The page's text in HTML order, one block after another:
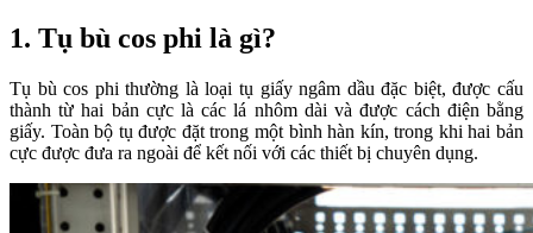
1. Tụ bù cos phi là gì?
Tụ bù cos phi thường là loại tụ giấy ngâm dầu đặc biệt, được cấu
thành từ hai bản cực là các lá nhôm dài và được cách điện bằng
giấy. Toàn bộ tụ được đặt trong một bình hàn kín, trong khi hai bản
cực được đưa ra ngoài để kết nối với các thiết bị chuyên dụng.